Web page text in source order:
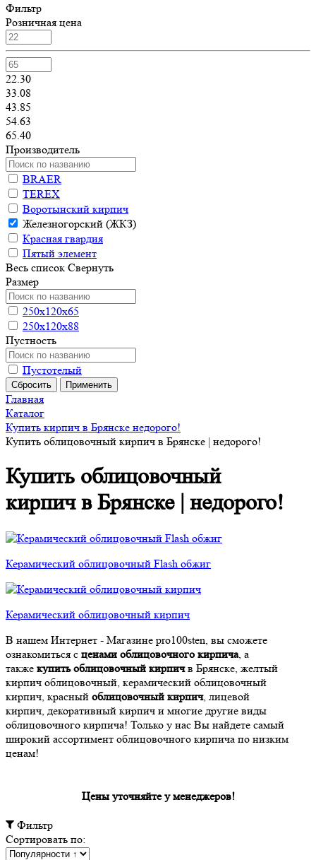
Фильтр
Розничная цена
22.30
33.08
43.85
54.63
65.40
Производитель
BRAER
TEREX
Воротынский кирпич
Железногорский (ЖКЗ)
Красная гвардия
Пятый элемент
Весь список Свернуть
Размер
250х120х65
250х120х88
Пустность
Пустотелый
Главная
Каталог
Купить кирпич в Брянске недорого!
Купить облицовочный кирпич в Брянске | недорого!
Купить облицовочный
кирпич в Брянске | недорого!
Керамический облицовочный Flash обжиг
Керамический облицовочный кирпич
В нашем Интернет - Магазине pro100sten, вы сможете
ознакомиться с ценами облицовочного кирпича, а
также купить облицовочный кирпичв Брянске, желтый
кирпич облицовочный, керамический облицовочный
кирпич, красный облицовочный кирпич, лицевой
кирпич, декоративный кирпич и многие другие виды
облицовочного кирпича! Только у нас Вы найдете самый
широкий ассортимент облицовочного кирпича по низким
ценам!
Цены уточняйте у менеджеров!
Фильтр
Сортировать по: